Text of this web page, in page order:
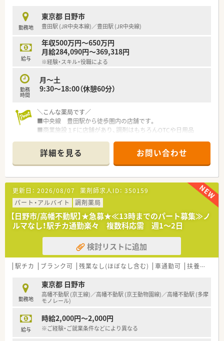
■管理栄養士も在籍し食事指導や在宅訪問にも注力していま
す。
【勤務実態について】
■全社平均の残業時間が月に10時間未満と少なめな環境です。
■完全週休2日制を取り入れて年間休日122日を誇ります。
■勤続年数に応じた旅行券付与の特別休暇制度も魅力的です。
【職場環境と雰囲気】
■20代から40代のスタッフが中心となり活気に満ちています。
■経営陣との距離感が近く意見や提案を伝えやすい社風です。
勤務地
東京都 日野市
豊田駅 (JR中央本線)／豊田駅 (JR中央線)
給与
年収500万円～650万円
月給284,090円～369,318円
※経験・スキル・役職による
勤務
時間
月～土
9:30〜18:00（休憩60分）
＼こんな薬局です／
■中央線 豊田駅から徒歩圏内の店舗です。
■商業施設１Fに店舗があり、調剤はもちろんOTCや日用品
い店舗です。
■面での対応も多いですが、透析クリニックや総合病院が近隣に
ある為
多様な経験を積むことができる環境です。
※配属店は面接後に最終提示となります。
＼充実した研修制度あります！／
■本社近くに調剤研修センター、在宅研修センターがあり、全体
的な知識の底上げ、基礎の徹底を実現しております。
■入社後は店舗着任前に薬局を模した調剤研修センターで調剤
手技、機器操作等、一連の薬局業務を実戦形式で習得いただけま
＼調剤、在宅にも非常に力を入れています／
どの保険調剤領域にとても注力されています。
■ドラッグストアの併設調剤薬局の他に専門調剤薬局、ニーズが
高まっている在宅医療についてもエリア在宅担当を配置して積
カウンセリングも含め正にトータルヘルスケアの名にふさわし
い体制です。
詳細を見る お問い合わせ
更新日： 2026/08/07 薬剤師求人ID： 350159
パート・アルバイト
調剤薬局
【日野市/高幡不動駅】★急募★≪13時までのパート募集≫ノ
ルマなし！駅チカ通勤楽々 複数科応需 週1～2日
検討リストに追加
駅チカ ブランク可 残業なし(ほぼなし含む) 車通勤可 扶養内勤務OK
勤務地
東京都 日野市
高幡不動駅 (京王線)／高幡不動駅 (京王動物園線)／高幡不動駅 (多摩
モノレール)
給与
時給2,000円～2,000円
※ご経験・ご就業条件などにより異なる